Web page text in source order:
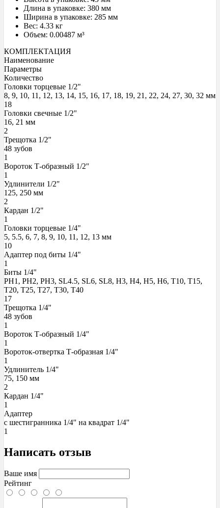
Длина в упаковке: 380 мм
Ширина в упаковке: 285 мм
Вес: 4.33 кг
Объем: 0.00487 м³
КОМПЛЕКТАЦИЯ
Наименование
Параметры
Количество
Головки торцевые 1/2"
8, 9, 10, 11, 12, 13, 14, 15, 16, 17, 18, 19, 21, 22, 24, 27, 30, 32 мм
18
Головки свечные 1/2"
16, 21 мм
2
Трещотка 1/2"
48 зубов
1
Вороток Т-образный 1/2"
1
Удлинители 1/2"
125, 250 мм
2
Кардан 1/2"
1
Головки торцевые 1/4"
5, 5.5, 6, 7, 8, 9, 10, 11, 12, 13 мм
10
Адаптер под биты 1/4"
1
Биты 1/4"
PH1, PH2, PH3, SL4.5, SL6, SL8, H3, H4, H5, H6, T10, T15,
T20, T25, T27, T30, T40
17
Трещотка 1/4"
48 зубов
1
Вороток Т-образный 1/4"
1
Вороток-отвертка Т-образная 1/4"
1
Удлинитель 1/4"
75, 150 мм
2
Кардан 1/4"
1
Адаптер
с шестигранника 1/4" на квадрат 1/4"
1
Написать отзыв
Ваше имя
Рейтинг